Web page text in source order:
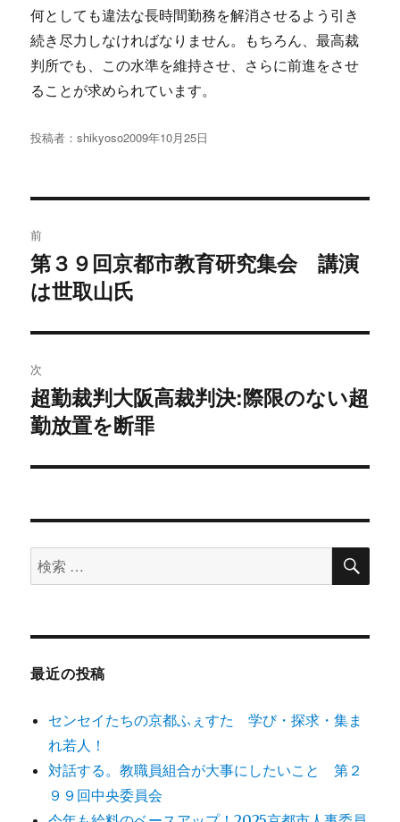
何としても違法な長時間勤務を解消させるよう引き
続き尽力しなければなりません。もちろん、最高裁
判所でも、この水準を維持させ、さらに前進をさせ
ることが求められています。
投稿者：shikyoso投
2009年10月25日
稿
ナ
ビ
ゲ
ー
シ
ン
前
過
去
投
稿:
第３９回京都市教育研究集会 講演
は世取山氏
次
次
の
稿:
超勤裁判大阪高裁判決:際限のない超
勤放置を断罪
検
索
象:
検
最近の投稿
センセイたちの京都ふぇすた 学び・探求・集ま
れ若人！
対話する。教職員組合が大事にしたいこと 第２
９９回中央委員会